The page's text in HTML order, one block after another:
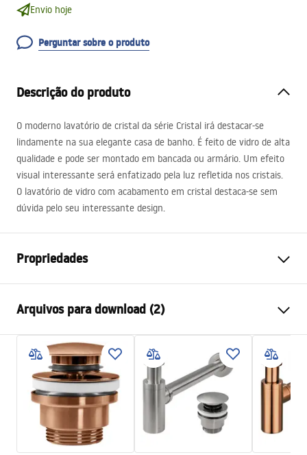
Envio hoje
Perguntar sobre o produto
Descrição do produto
O moderno lavatório de cristal da série Cristal irá destacar-se
lindamente na sua elegante casa de banho. É feito de vidro de alta
qualidade e pode ser montado em bancada ou armário. Um efeito
visual interessante será enfatizado pela luz refletida nos cristais.
O lavatório de vidro com acabamento em cristal destaca-se sem
dúvida pelo seu interessante design.
Propriedades
Materiais
Temperado
Cor
Cinzento, Transparente
Acabamento
Brilhante
Comprimento
355mm
Largura
355
Altura
115
Profundidade
Arquivos para download (2)
Instruções de montagem
Basin.pdf
Condições de garantia
Warranty_Terms_and_Conditions_Basins_-_5.pdf